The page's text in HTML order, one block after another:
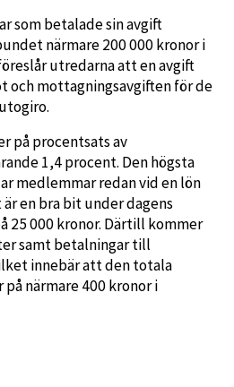
som betalade sin avgift
närmare 200 000 kronor i
utredarna att en avgift
och mottagningsavgiften för de
på procentsats av
1,4 procent. Den högsta
medlemmar redan vid en lön
en bra bit under dagens
25 000 kronor. Därtill kommer
samt betalningar till
innebär att den totala
närmare 400 kronor i